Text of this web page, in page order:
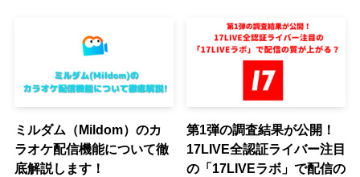
ミルダム（Mildom）のカ
ラオケ配信機能について徹
底解説します！
第1弾の調査結果が公開！
17LIVE全認証ライバー注目
の「17LIVEラボ」で配信の